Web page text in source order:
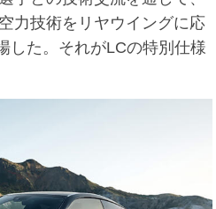
力技術をリヤウイングに応
した。それがLCの特別仕様